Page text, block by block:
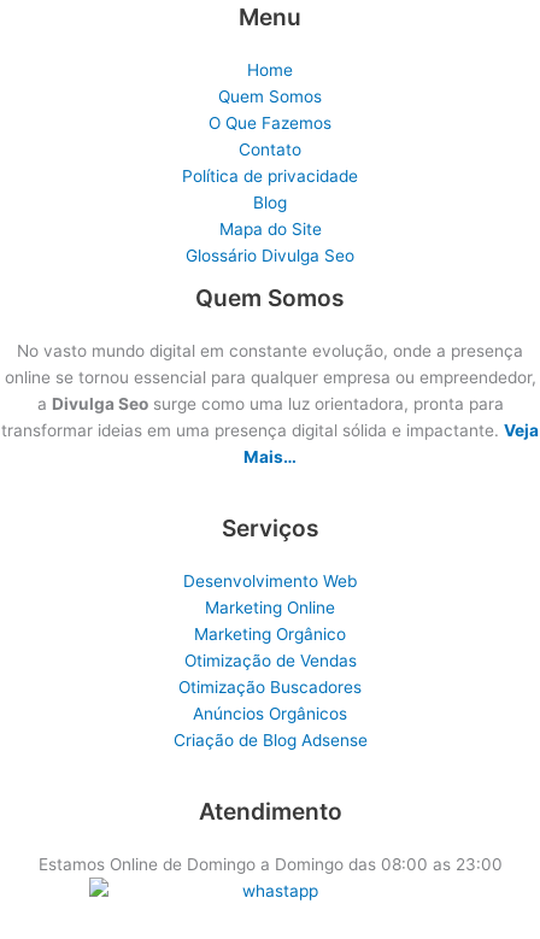
Menu
Home
Quem Somos
O Que Fazemos
Contato
Política de privacidade
Blog
Mapa do Site
Glossário Divulga Seo
Quem Somos
No vasto mundo digital em constante evolução, onde a presença
online se tornou essencial para qualquer empresa ou empreendedor,
a Divulga Seosurge como uma luz orientadora, pronta para
transformar ideias em uma presença digital sólida e impactante. Veja
Mais…
Serviços
Desenvolvimento Web
Marketing Online
Marketing Orgânico
Otimização de Vendas
Otimização Buscadores
Anúncios Orgânicos
Criação de Blog Adsense
Atendimento
Estamos Online de Domingo a Domingo das 08:00 as 23:00